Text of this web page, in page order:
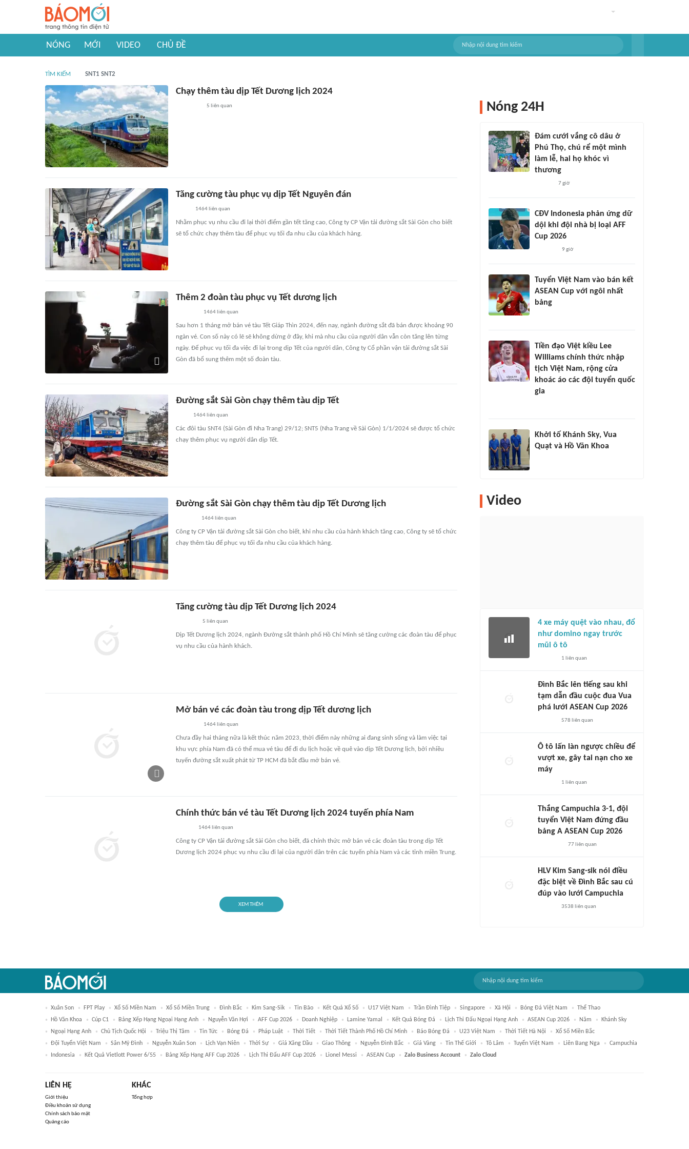
NÓNG MỚI VIDEO CHỦ ĐỀ
TÌM KIẾM SNT1 SNT2
Chạy thêm tàu dịp Tết Dương lịch 2024
5 liên quan
Tăng cường tàu phục vụ dịp Tết Nguyên đán
1464liên quan
Nhằm phục vụ nhu cầu đi lại thời điểm gần tết tăng cao, Công ty CP Vận tải đường sắt Sài Gòn cho biết
sẽ tổ chức chạy thêm tàu để phục vụ tối đa nhu cầu của khách hàng.
Thêm 2 đoàn tàu phục vụ Tết dương lịch
1464 liên quan
Sau hơn 1 tháng mở bán vé tàu Tết Giáp Thìn 2024, đến nay, ngành đường sắt đã bán được khoảng 90
ngàn vé. Con số này có lẽ sẽ không dừng ở đây, khi mà nhu cầu của người dân vẫn còn tăng lên từng
ngày. Để phục vụ tối đa việc đi lại trong dịp Tết của người dân, Công ty Cổ phần vận tải đường sắt Sài
Gòn đã bổ sung thêm một số đoàn tàu.
Đường sắt Sài Gòn chạy thêm tàu dịp Tết
1464liên quan
Các đôi tàu SNT4 (Sài Gòn đi Nha Trang) 29/12; SNT5 (Nha Trang về Sài Gòn) 1/1/2024 sẽ được tổ chức
chạy thêm phục vụ người dân dịp Tết.
Đường sắt Sài Gòn chạy thêm tàu dịp Tết Dương lịch
1464liên quan
Công ty CP Vận tải đường sắt Sài Gòn cho biết, khi nhu cầu của hành khách tăng cao, Công ty sẽ tổ chức
chạy thêm tàu để phục vụ tối đa nhu cầu của khách hàng.
Tăng cường tàu dịp Tết Dương lịch 2024
5 liên quan
Dịp Tết Dương lịch 2024, ngành Đường sắt thành phố Hồ Chí Minh sẽ tăng cường các đoàn tàu để phục
vụ nhu cầu của hành khách.
Mở bán vé các đoàn tàu trong dịp Tết dương lịch
1464 liên quan
Chưa đầy hai tháng nữa là kết thúc năm 2023, thời điểm này những ai đang sinh sống và làm việc tại
khu vực phía Nam đã có thể mua vé tàu để đi du lịch hoặc về quê vào dịp Tết Dương lịch, bởi nhiều
tuyến đường sắt xuất phát từ TP HCM đã bắt đầu mở bán vé.
Chính thức bán vé tàu Tết Dương lịch 2024 tuyến phía Nam
1464liên quan
Công ty CP Vận tải đường sắt Sài Gòn cho biết, đã chính thức mở bán vé các đoàn tàu trong dịp Tết
Dương lịch 2024 phục vụ nhu cầu đi lại của người dân trên các tuyến phía Nam và các tỉnh miền Trung.
XEM THÊM
Nóng 24H
Đám cưới vắng cô dâu ở
Phú Thọ, chú rể một mình
làm lễ, hai họ khóc vì
thương
7 giờ
CĐV Indonesia phản ứng dữ
dội khi đội nhà bị loại AFF
Cup 2026
9 giờ
Tuyển Việt Nam vào bán kết
ASEAN Cup với ngôi nhất
bảng
Tiền đạo Việt kiều Lee
Williams chính thức nhập
tịch Việt Nam, rộng cửa
khoác áo các đội tuyển quốc
gia
Khởi tố Khánh Sky, Vua
Quạt và Hồ Văn Khoa
Video
4 xe máy quệt vào nhau, đổ
như domino ngay trước
mũi ô tô
1 liên quan
Đình Bắc lên tiếng sau khi
tạm dẫn đầu cuộc đua Vua
phá lưới ASEAN Cup 2026
578 liên quan
Ô tô lấn làn ngược chiều để
vượt xe, gây tai nạn cho xe
máy
1 liên quan
Thắng Campuchia 3-1, đội
tuyển Việt Nam đứng đầu
bảng A ASEAN Cup 2026
77liên quan
HLV Kim Sang-sik nói điều
đặc biệt về Đình Bắc sau cú
đúp vào lưới Campuchia
3538 liên quan
Xuân Son FPT Play Xổ Số Miền Nam Xổ Số Miền Trung Đình Bắc Kim Sang-Sik Tin Bão Kết Quả Xổ Số U17 Việt Nam Trần Đình Tiệp Singapore Xã Hội Bóng Đá Việt Nam
Thể Thao
Hồ Văn Khoa
Cúp C1 Bảng Xếp Hạng Ngoại Hạng Anh Nguyễn Văn Hợi AFF Cup 2026 Doanh Nghiệp Lamine Yamal Kết Quả Bóng Đá Lịch Thi Đấu Ngoại Hạng Anh ASEAN Cup 2026 Năm
Khánh Sky
Ngoại Hạng Anh
Chủ Tịch Quốc Hội Triệu Thị Tâm Tin Tức Bóng Đá Pháp Luật Thời Tiết Thời Tiết Thành Phố Hồ Chí Minh Báo Bóng Đá U23 Việt Nam Thời Tiết Hà Nội
Xổ Số Miền Bắc
Đội Tuyển Việt Nam
Sân Mỹ Đình Nguyễn Xuân Son Lịch Vạn Niên Thời Sự Giá Xăng Dầu Giao Thông Nguyễn Đình Bắc Giá Vàng Tin Thế Giới Tô Lâm Tuyển Việt Nam Liên Bang Nga
Campuchia
Indonesia
Kết Quả Vietlott Power 6/55 Bảng Xếp Hạng AFF Cup 2026 Lịch Thi Đấu AFF Cup 2026 Lionel Messi ASEAN Cup Zalo Business Account Zalo Cloud
LIÊN HỆ
Giới thiệu
Điều khoản sử dụng
Chính sách bảo mật
Quảng cáo
KHÁC
Tổng hợp